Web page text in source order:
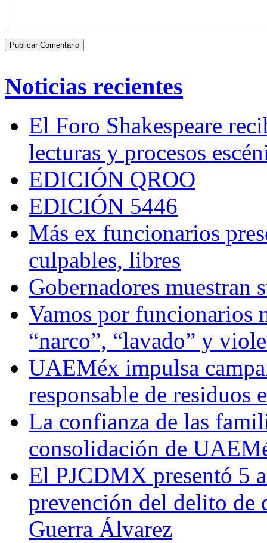
Noticias recientes
El Foro Shakespeare
lecturas y procesos
EDICIÓN QROO
EDICIÓN 5446
Más ex funcionarios
culpables, libres
Gobernadores muestran
Vamos por funcionarios
“narco”, “lavado” y
UAEMéx impulsa
responsable de residuos
La confianza de las
consolidación de
El PJCDMX presentó 5
prevención del delito de
Guerra Álvarez